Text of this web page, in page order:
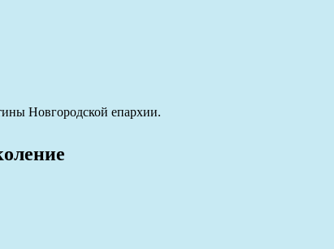
Новгородской епархии.